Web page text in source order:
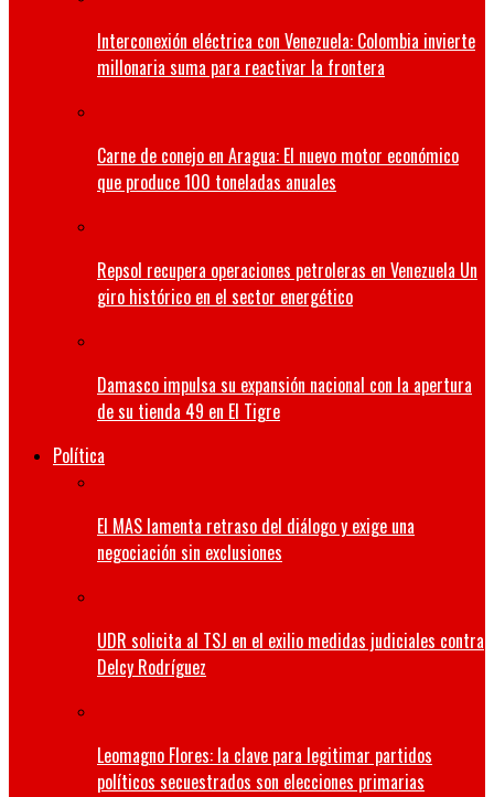
Interconexión eléctrica con Venezuela: Colombia invierte
millonaria suma para reactivar la frontera
Carne de conejo en Aragua: El nuevo motor económico
que produce 100 toneladas anuales
Repsol recupera operaciones petroleras en Venezuela Un
giro histórico en el sector energético
Damasco impulsa su expansión nacional con la apertura
de su tienda 49 en El Tigre
Política
El MAS lamenta retraso del diálogo y exige una
negociación sin exclusiones
UDR solicita al TSJ en el exilio medidas judiciales contra
Delcy Rodríguez
Leomagno Flores: la clave para legitimar partidos
políticos secuestrados son elecciones primarias